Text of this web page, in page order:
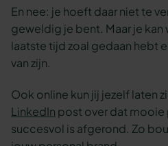
En nee: je hoeft daar niet te
geweldig je bent. Maar je kan
laatste tijd zoal gedaan hebt
van zijn.
Ook online kun jij jezelf laten
LinkedIn post over dat
succesvol is afgerond. Zo